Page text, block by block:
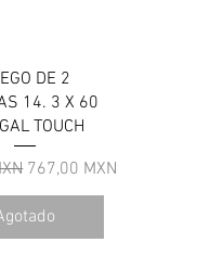
DE 2
14. 3 X 60
TOUCH
Precio de oferta
767,00 MXN